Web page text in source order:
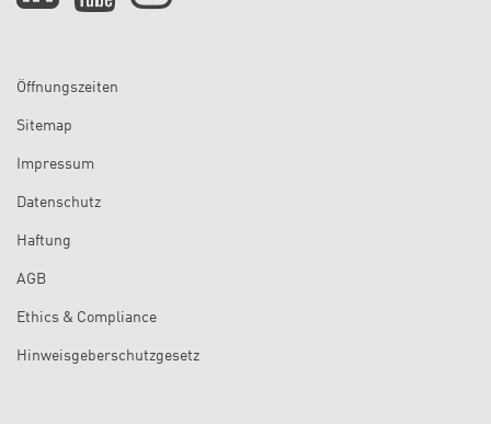
Öffnungszeiten
Sitemap
Impressum
Datenschutz
Haftung
AGB
Ethics & Compliance
Hinweisgeberschutzgesetz